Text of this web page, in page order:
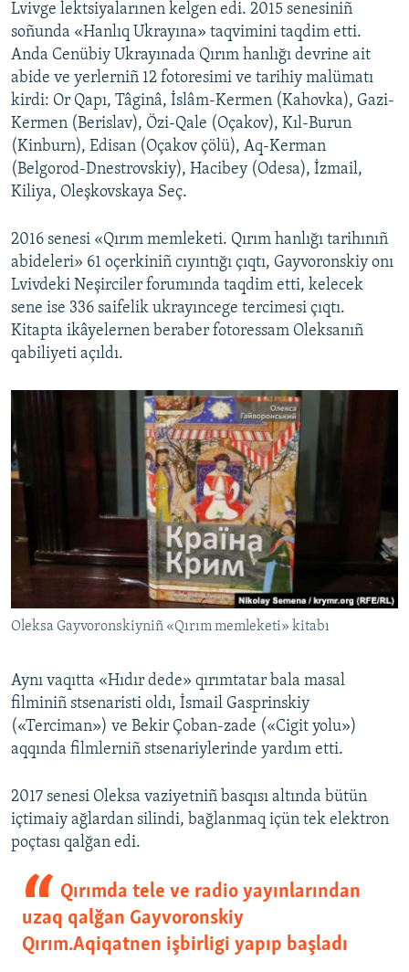
Lvivge lektsiyalarınen kelgen edi. 2015 senesiniñ
soñunda «Hanlıq Ukrayına» taqvimini taqdim etti.
Anda Cenübiy Ukrayınada Qırım hanlığı devrine ait
abide ve yerlerniñ 12 fotoresimi ve tarihiy malümatı
kirdi: Or Qapı, Tâginâ, İslâm-Kermen (Kahovka), Gazi-
Kermen (Berislav), Özi-Qale (Oçakov), Kıl-Burun
(Kinburn), Edisan (Oçakov çölü), Aq-Kerman
(Belgorod-Dnestrovskiy), Hacibey (Odesa), İzmail,
Kiliya, Oleşkovskaya Seç.
2016 senesi «Qırım memleketi. Qırım hanlığı tarihınıñ
abideleri» 61 oçerkiniñ cıyıntığı çıqtı, Gayvoronskiy onı
Lvivdeki Neşirciler forumında taqdim etti, kelecek
sene ise 336 saifelik ukrayıncege tercimesi çıqtı.
Kitapta ikâyelernen beraber fotoressam Oleksanıñ
qabiliyeti açıldı.
Oleksa Gayvoronskiyniñ «Qırım memleketi» kitabı
Aynı vaqıtta «Hıdır dede» qırımtatar bala masal
filminiñ stsenaristi oldı, İsmail Gasprinskiy
(«Terciman») ve Bekir Çoban-zade («Cigit yolu»)
aqqında filmlerniñ stsenariylerinde yardım etti.
2017 senesi Oleksa vaziyetniñ basqısı altında bütün
içtimaiy ağlardan silindi, bağlanmaq içün tek elektron
poçtası qalğan edi.
Qırımda tele ve radio yayınlarından
uzaq qalğan Gayvoronskiy
Qırım.Aqiqatnen işbirligi yapıp başladı